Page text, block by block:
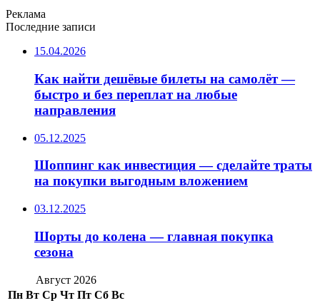
Реклама
Последние записи
15.04.2026
Как найти дешёвые билеты на самолёт —
быстро и без переплат на любые
направления
05.12.2025
Шоппинг как инвестиция — сделайте траты
на покупки выгодным вложением
03.12.2025
Шорты до колена — главная покупка
сезона
Август 2026
Пн Вт Ср Чт Пт Сб Вс